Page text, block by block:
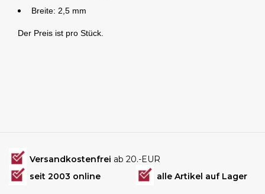
Breite: 2,5 mm
Der Preis ist pro Stück.
Versandkostenfrei ab 20.-EUR
seit 2003 online
alle Artikel auf Lager